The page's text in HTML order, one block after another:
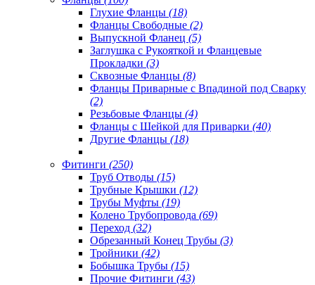
Глухие Фланцы (18)
Фланцы Свободные (2)
Выпускной Фланец (5)
Заглушка с Рукояткой и Фланцевые
Прокладки (3)
Сквозные Фланцы (8)
Фланцы Приварные с Впадиной под Сварку
(2)
Резьбовые Фланцы (4)
Фланцы с Шейкой для Приварки (40)
Другие Фланцы (18)
Фитинги (250)
Труб Отводы (15)
Трубные Крышки (12)
Трубы Муфты (19)
Колено Трубопровода (69)
Переход (32)
Обрезанный Конец Трубы (3)
Тройники (42)
Бобышка Трубы (15)
Прочие Фитинги (43)